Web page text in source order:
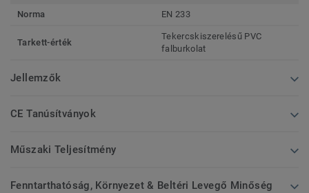
Norma
EN 233
Tarkett-érték
Tekercskiszerelésű PVC
falburkolat
Jellemzők
CE Tanúsítványok
Műszaki Teljesítmény
Fenntarthatóság, Környezet & Beltéri Levegő Minőség